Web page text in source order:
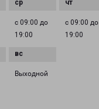
с 09:00 до
19:00
с 09:00 до
19:00
Выходной